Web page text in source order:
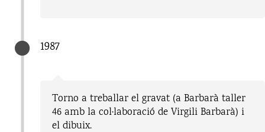
1987
Torno a treballar el gravat (a Barbarà taller
46 amb la col·laboració de Virgili Barbarà) i
el dibuix.